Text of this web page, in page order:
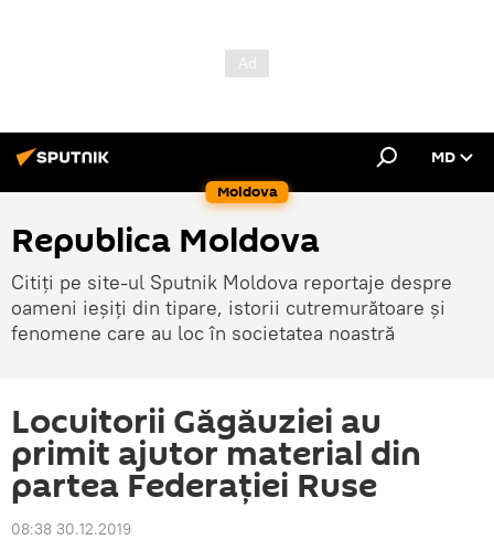
Moldova
MD
Republica Moldova
Citiți pe site-ul Sputnik Moldova reportaje despre
oameni ieșiți din tipare, istorii cutremurătoare și
fenomene care au loc în societatea noastră
Locuitorii Găgăuziei au
primit ajutor material din
partea Federației Ruse
08:38 30.12.2019